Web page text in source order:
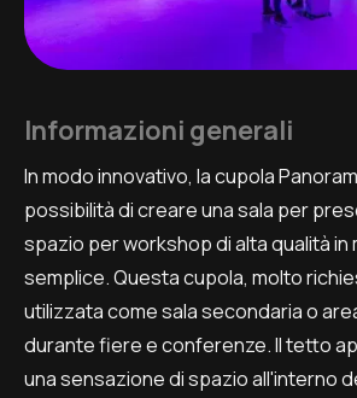
Informazioni generali
In modo innovativo, la cupola
possibilità di creare una sala per
spazio per workshop di alta qualità in
semplice. Questa cupola, molto
utilizzata come sala secondaria o
durante fiere e conferenze. Il tetto
una sensazione di spazio all'interno